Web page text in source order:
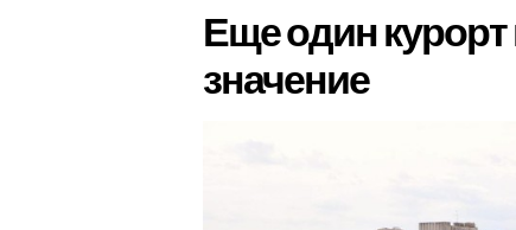
Еще один
значение